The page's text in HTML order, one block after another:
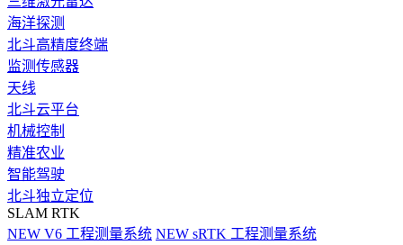
海洋探测
北斗高精度终端
监测传感器
天线
北斗云平台
机械控制
精准农业
智能驾驶
北斗独立定位
SLAM RTK
NEW V6 工程测量系统 NEW sRTK 工程测量系统